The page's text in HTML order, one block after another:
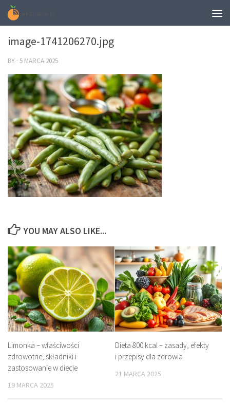
0
image-1741206270.jpg
BY · 5 MARCA 2025
YOU MAY ALSO LIKE...
Limonka – właściwości
zdrowotne, składniki i
zastosowanie w diecie
19 MARCA 2025
Dieta 800 kcal – zasady, efekty
i przepisy dla zdrowia
21 MARCA 2025